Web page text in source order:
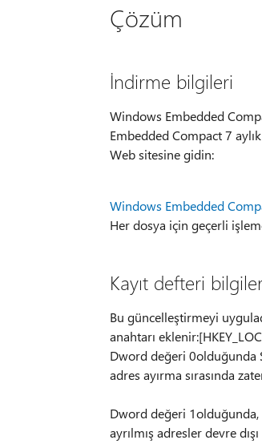
Çözüm
İndirme bilgileri
Windows Embedded
Embedded Compact 7
Web sitesine gidin:
Windows Embedded
Her dosya için geçerli
Kayıt defteri
Bu güncelleştirmeyi
anahtarı
Dword değeri 0olduğunda
adres ayırma sırasında
Dword değeri 1olduğunda,
ayrılmış adresler devre